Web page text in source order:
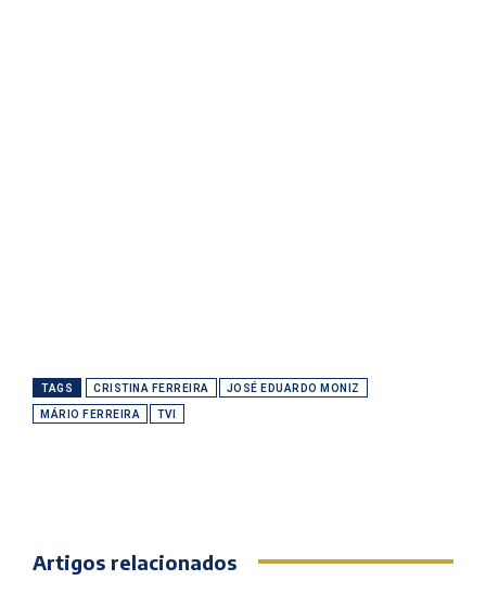
TAGS CRISTINA FERREIRA JOSÉ EDUARDO MONIZ
MÁRIO FERREIRA TVI
Artigos relacionados